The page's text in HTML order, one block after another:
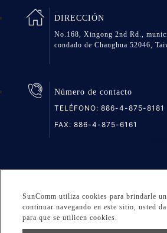
SunComm utiliza cookies para brindarle
continuar navegando en este sitio, usted
para que se utilicen cookies.
DIRECCIÓN
No.168, Xingong 2nd Rd.,
condado de Changhua 52046,
Número de contacto
TELÉFONO: 886-4-875-8181
FAX: 886-4-875-6161
Copyright © 2026 GREAT GROUP
rights reserved.